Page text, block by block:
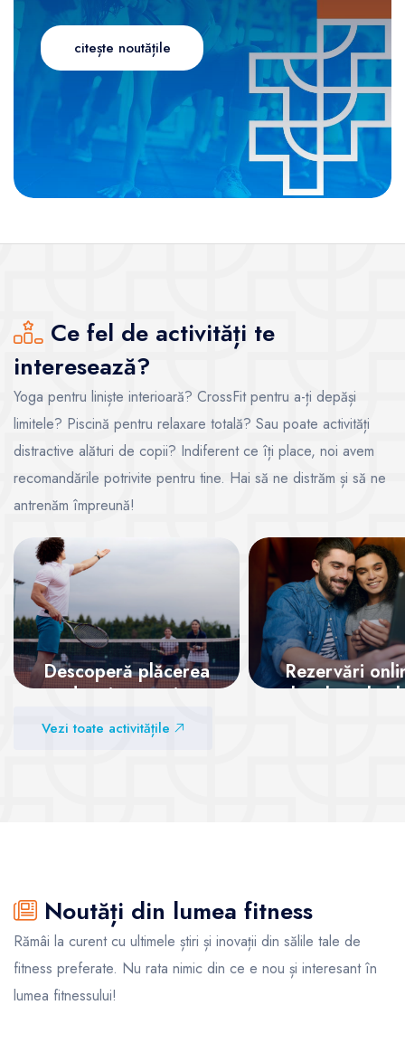
citește noutățile
Ce fel de activități te
interesează?
Yoga pentru liniște interioară? CrossFit pentru a-ți depăși
limitele? Piscină pentru relaxare totală? Sau poate activități
distractive alături de copii? Indiferent ce îți place, noi avem
recomandările potrivite pentru tine. Hai să ne distrăm și să ne
antrenăm împreună!
Descoperă plăcerea
de a juca tenis
Rezervări
locul tău la
Vezi toate activitățile
Noutăți din lumea fitness
Rămâi la curent cu ultimele știri și inovații din sălile tale de
fitness preferate. Nu rata nimic din ce e nou și interesant în
lumea fitnessului!